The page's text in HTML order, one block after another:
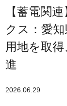
【蓄電関
クス：愛
用地を取
進
2026.06.29